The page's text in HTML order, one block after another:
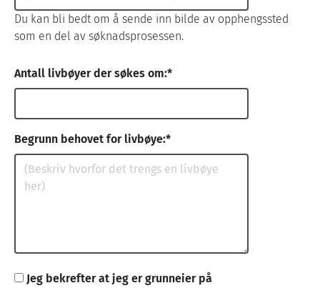
Du kan bli bedt om å sende inn bilde av opphengssted
som en del av søknadsprosessen.
Antall livbøyer der søkes om:
Begrunn behovet for livbøye:
Jeg bekrefter at jeg er grunneier på